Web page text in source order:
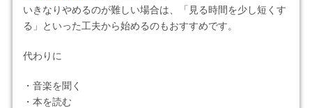
いきなりやめるのが難しい場合は、「見る時間を少し短くす
る」といった工夫から始めるのもおすすめです。
代わりに
・音楽を聞く
・本を読む